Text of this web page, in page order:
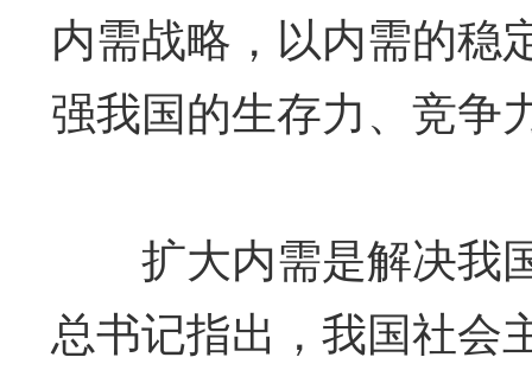
内需战略，以内需的稳
强我国的生存力、竞争
扩大内需是解决我
总书记指出，我国社会